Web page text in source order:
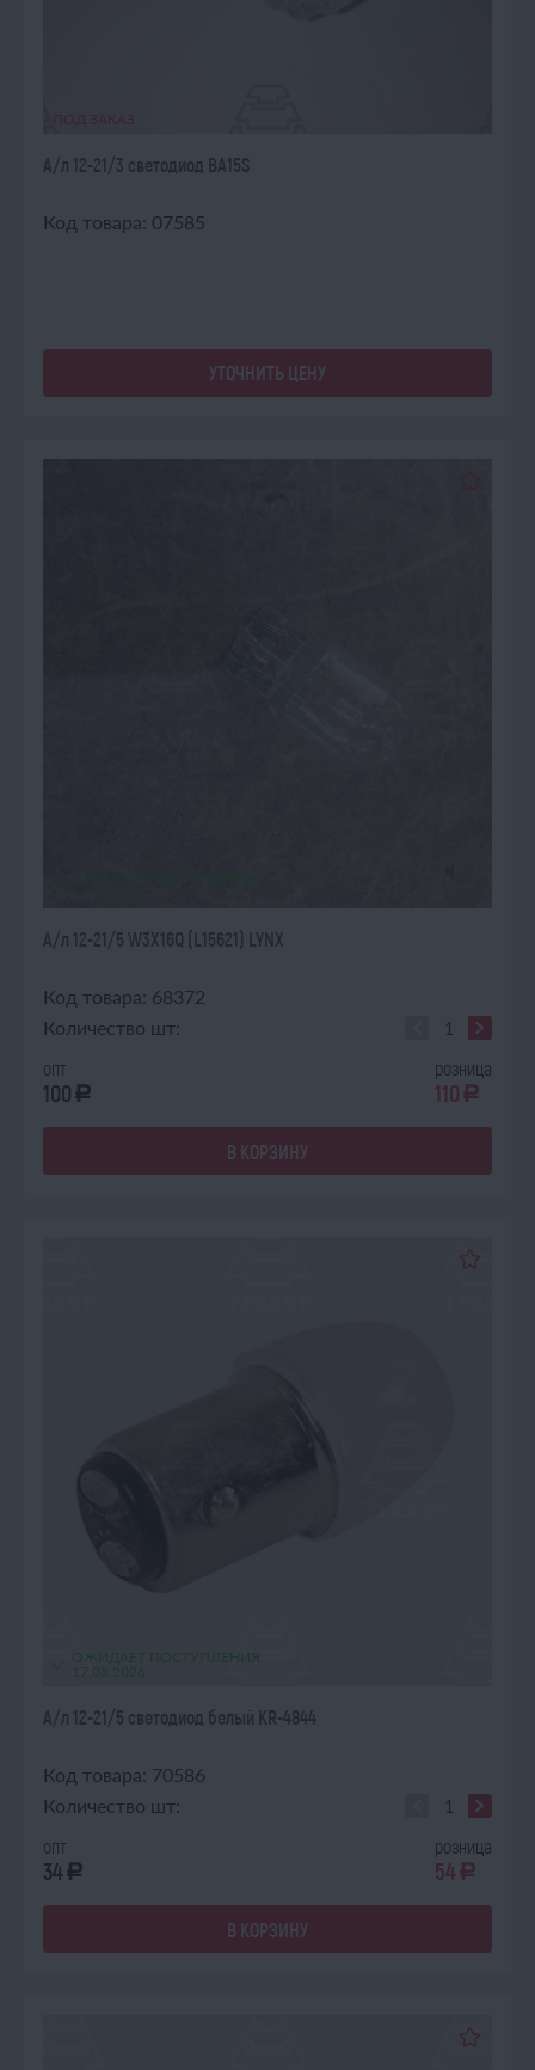
А/л 12-21/3 светодиод BA15S
Код товара: 07585
УТОЧНИТЬ ЦЕНУ
А/л 12-21/5 W3X16Q (L15621) LYNX
Код товара: 68372
Количество шт:
опт
100 a
розница
110 a
В КОРЗИНУ
ОЖИДАЕТ ПОСТУПЛЕНИЯ
17.08.2026
А/л 12-21/5 светодиод белый KR-4844
Код товара: 70586
Количество шт:
опт
34 a
розница
54 a
В КОРЗИНУ